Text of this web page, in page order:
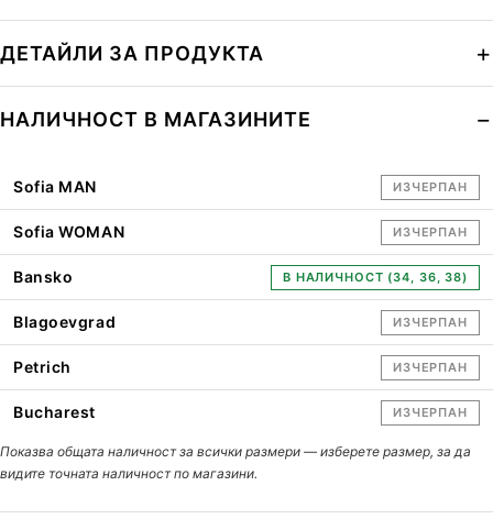
ДЕТАЙЛИ ЗА ПРОДУКТА
НАЛИЧНОСТ В МАГАЗИНИТЕ
Sofia MAN ИЗЧЕРПАН
Sofia WOMAN ИЗЧЕРПАН
Bansko В НАЛИЧНОСТ (34, 36, 38)
Blagoevgrad ИЗЧЕРПАН
Petrich ИЗЧЕРПАН
Bucharest ИЗЧЕРПАН
Показва общата наличност за всички размери — изберете размер, за да
видите точната наличност по магазини.